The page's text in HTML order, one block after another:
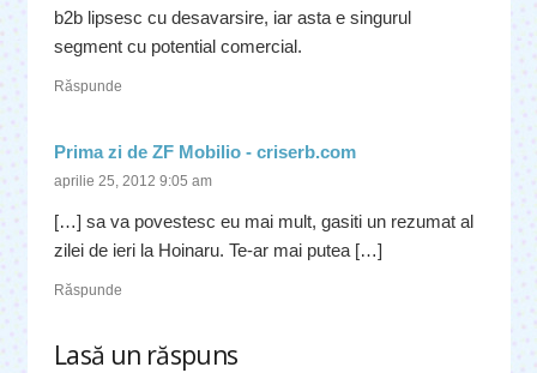
b2b lipsesc cu desavarsire, iar asta e singurul
segment cu potential comercial.
Răspunde
Prima zi de ZF Mobilio - criserb.com
aprilie 25, 2012 9:05 am
[…] sa va povestesc eu mai mult, gasiti un rezumat al
zilei de ieri la Hoinaru. Te-ar mai putea […]
Răspunde
Lasă un răspuns